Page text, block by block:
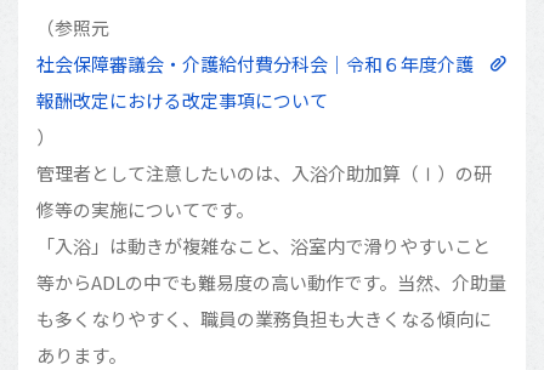
（参照元
社会保障審議会・介護給付費分科会｜令和６年度介護
報酬改定における改定事項について
）
管理者として注意したいのは、入浴介助加算（Ⅰ）の研
修等の実施についてです。
「入浴」は動きが複雑なこと、浴室内で滑りやすいこと
等からADLの中でも難易度の高い動作です。当然、介助量
も多くなりやすく、職員の業務負担も大きくなる傾向に
あります。